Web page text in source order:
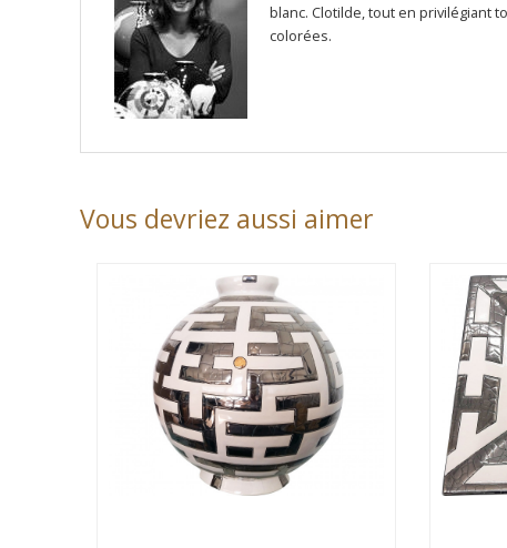
blanc. Clotilde, tout en privilégiant
colorées.
Vous devriez aussi aimer